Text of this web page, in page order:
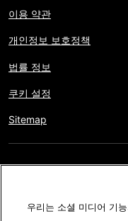
이용 약관
개인정보 보호정책
법률 정보
쿠키 설정
Sitemap
AFP와 계약 없이 저작물
우리는 소셜 미디어 기